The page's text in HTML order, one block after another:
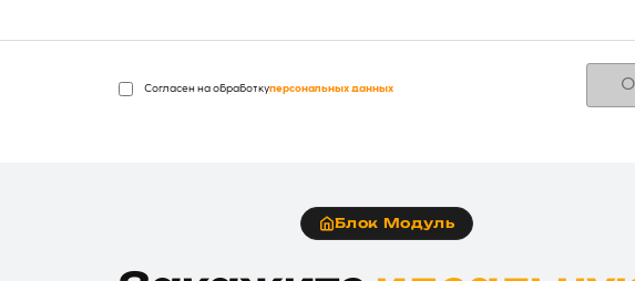
Согласен на обработкуперсональных данных
Блок Модуль